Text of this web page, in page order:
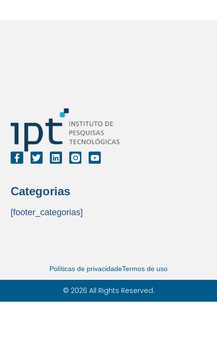
Categorias
[footer_categorias]
Políticas de privacidadeTermos de uso
© 2026 All Rights Reserved.